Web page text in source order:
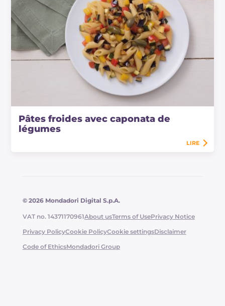
Pâtes froides avec caponata de
légumes
LIRE
© 2026 Mondadori Digital S.p.A.
VAT no. 14371170961About usTerms of UsePrivacy Notice
Privacy PolicyCookie PolicyCookie settingsDisclaimer
Code of EthicsMondadori Group